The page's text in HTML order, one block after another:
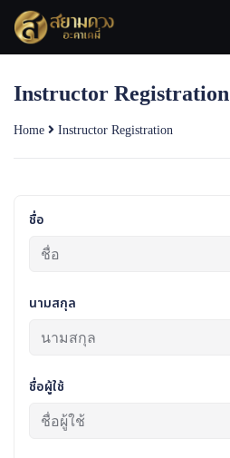
Skip
content
Instructor Registration
Home Instructor Registration
ชื่อ
นามสกุล
ชื่อผู้ใช้